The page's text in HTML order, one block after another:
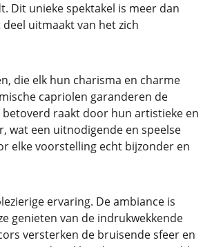
Dit unieke spektakel is meer dan
uitmaakt van het zich
die elk hun charisma en charme
capriolen garanderen de
raakt door hun artistieke en
wat een uitnodigende en speelse
elke voorstelling echt bijzonder en
ervaring. De ambiance is
genieten van de indrukwekkende
versterken de bruisende sfeer en